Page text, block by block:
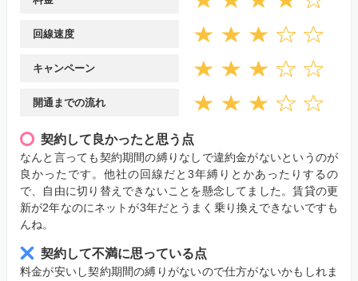
回線速度
キャンペーン
開通までの流れ
契約して良かったと思う点
なんと言っても契約期間の縛りなしで違約金がないというのが
良かったです。他社の回線だと3年縛りとかあったりするの
で、自由に切り替えできないことを懸念してました。賃貸の更
新が2年なのにネットが3年だとうまく乗り換えできないですも
んね。
契約して不満に思っている点
料金が安いし契約期間の縛りがないので仕方がないかもしれま